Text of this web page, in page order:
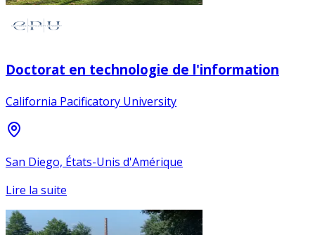
Doctorat en technologie de l'information
California Pacificatory University
San Diego, États-Unis d'Amérique
Lire la suite